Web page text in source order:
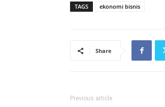
TAGS ekonomi bisnis
Share
Previous article